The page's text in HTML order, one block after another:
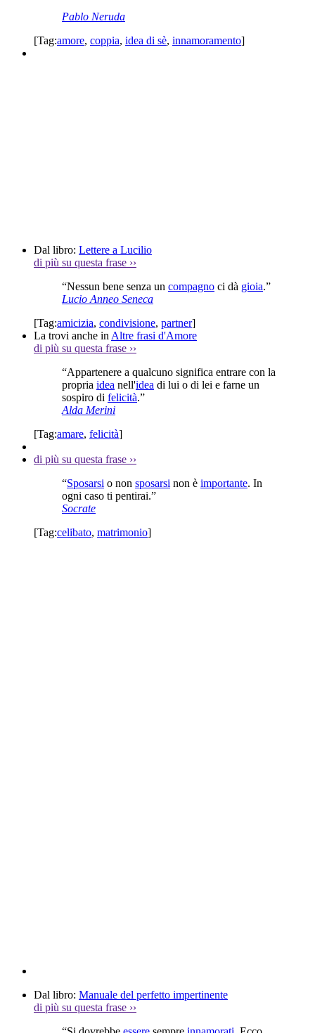
Pablo Neruda
[Tag:amore, coppia, idea di sè, innamoramento]
Dal libro: Lettere a Lucilio
di più su questa frase ››
“Nessun bene senza un compagno ci dà gioia.”
Lucio Anneo Seneca
[Tag:amicizia, condivisione, partner]
La trovi anche in Altre frasi d'Amore
di più su questa frase ››
“Appartenere a qualcuno significa entrare con la
propria idea nell'idea di lui o di lei e farne un
sospiro di felicità.”
Alda Merini
[Tag:amare, felicità]
di più su questa frase ››
“Sposarsi o non sposarsi non è importante. In
ogni caso ti pentirai.”
Socrate
[Tag:celibato, matrimonio]
Dal libro: Manuale del perfetto impertinente
di più su questa frase ››